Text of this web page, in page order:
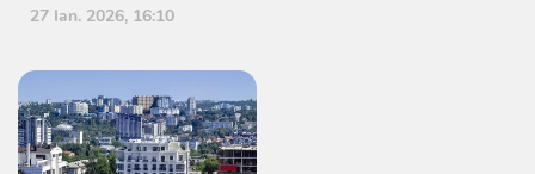
27 Ian. 2026, 16:10